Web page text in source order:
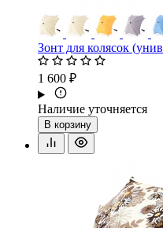
Зонт для колясок
1 600 ₽
Наличие уточняется
В корзину